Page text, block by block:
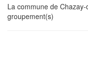
La commune de
groupement(s)